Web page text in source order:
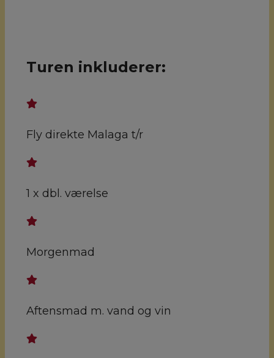
Turen inkluderer:
Fly direkte Malaga t/r
1 x dbl. værelse
Morgenmad
Aftensmad m. vand og vin